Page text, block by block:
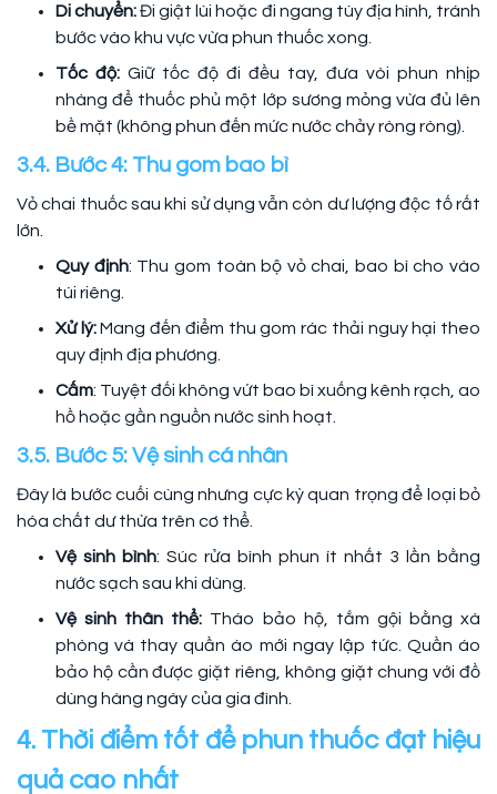
Di chuyển:Đi giật lùi hoặc đi ngang tùy địa hình, tránh
bước vào khu vực vừa phun thuốc xong.
Tốc độ: Giữ tốc độ đi đều tay, đưa vòi phun nhịp
nhàng để thuốc phủ một lớp sương mỏng vừa đủ lên
bề mặt (không phun đến mức nước chảy ròng ròng).
3.4. Bước 4: Thu gom bao bì
Vỏ chai thuốc sau khi sử dụng vẫn còn dư lượng độc tố rất
lớn.
Quy định: Thu gom toàn bộ vỏ chai, bao bì cho vào
túi riêng.
Xử lý:Mang đến điểm thu gom rác thải nguy hại theo
quy định địa phương.
Cấm: Tuyệt đối không vứt bao bì xuống kênh rạch, ao
hồ hoặc gần nguồn nước sinh hoạt.
3.5. Bước 5: Vệ sinh cá nhân
Đây là bước cuối cùng nhưng cực kỳ quan trọng để loại bỏ
hóa chất dư thừa trên cơ thể.
Vệ sinh bình: Súc rửa bình phun ít nhất 3 lần bằng
nước sạch sau khi dùng.
Vệ sinh thân thể: Tháo bảo hộ, tắm gội bằng xà
phòng và thay quần áo mới ngay lập tức. Quần áo
bảo hộ cần được giặt riêng, không giặt chung với đồ
dùng hàng ngày của gia đình.
4. Thời điểm tốt để phun thuốc đạt hiệu
quả cao nhất